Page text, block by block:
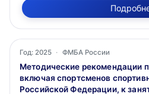
Год: 2025 · ФМБА России
Методические рекомендации
включая спортсменов
Российской Федерации, к